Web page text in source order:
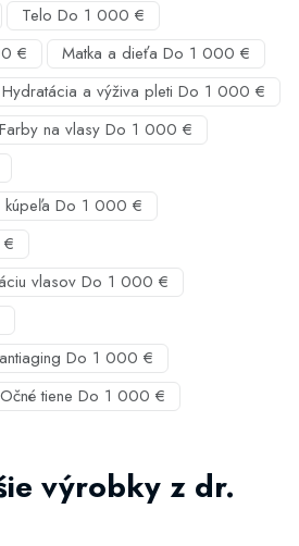
Telo Do 1 000 €
€
Matka a dieťa Do 1 000 €
Hydratácia a výživa pleti Do 1 000 €
Farby na vlasy Do 1 000 €
kúpeľa Do 1 000 €
vlasov Do 1 000 €
Do 1 000 €
Očné tiene Do 1 000 €
výrobky z dr.